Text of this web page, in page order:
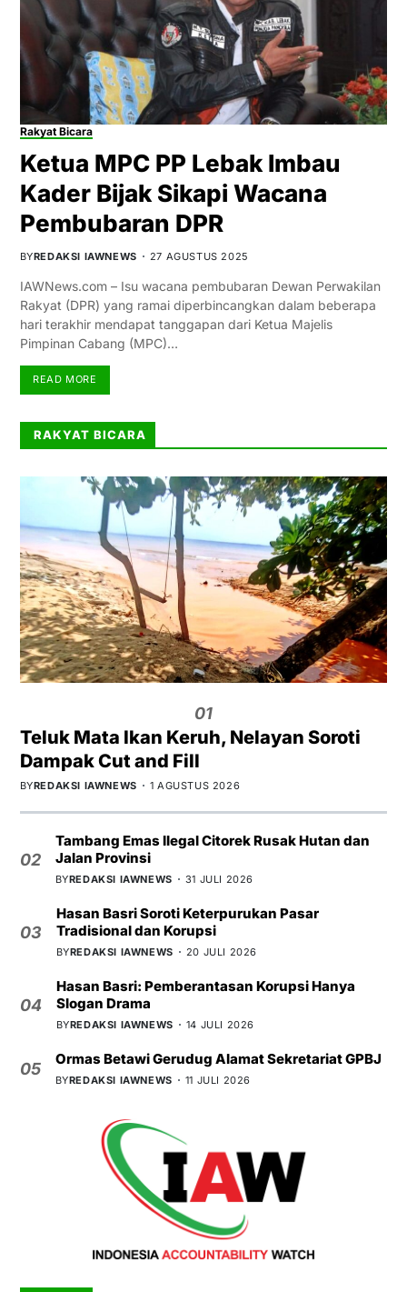
Rakyat Bicara
Ketua MPC PP Lebak Imbau
Kader Bijak Sikapi Wacana
Pembubaran DPR
BYREDAKSI IAWNEWS 27 AGUSTUS 2025
IAWNews.com – Isu wacana pembubaran Dewan Perwakilan
Rakyat (DPR) yang ramai diperbincangkan dalam beberapa
hari terakhir mendapat tanggapan dari Ketua Majelis
Pimpinan Cabang (MPC)…
READ MORE
RAKYAT BICARA
01
Teluk Mata Ikan Keruh, Nelayan Soroti
Dampak Cut and Fill
BYREDAKSI IAWNEWS 1 AGUSTUS 2026
02
Tambang Emas Ilegal Citorek Rusak Hutan dan
Jalan Provinsi
BYREDAKSI IAWNEWS 31 JULI 2026
03
Hasan Basri Soroti Keterpurukan Pasar
Tradisional dan Korupsi
BYREDAKSI IAWNEWS 20 JULI 2026
04
Hasan Basri: Pemberantasan Korupsi Hanya
Slogan Drama
BYREDAKSI IAWNEWS 14 JULI 2026
05
Ormas Betawi Gerudug Alamat Sekretariat GPBJ
BYREDAKSI IAWNEWS 11 JULI 2026